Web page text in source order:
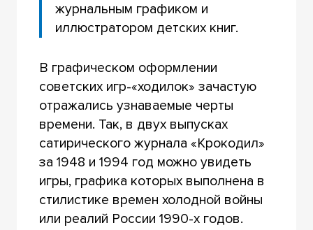
журнальным графиком и
иллюстратором детских книг.
В графическом оформлении
советских игр-«ходилок» зачастую
отражались узнаваемые черты
времени. Так, в двух выпусках
сатирического журнала «Крокодил»
за 1948 и 1994 год можно увидеть
игры, графика которых выполнена в
стилистике времен холодной войны
или реалий России 1990-х годов.